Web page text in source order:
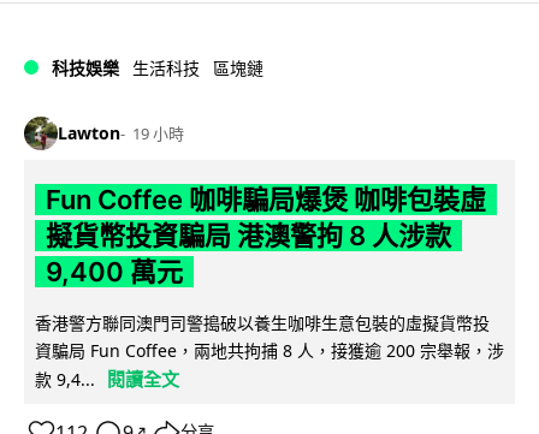
科技娛樂 生活科技 區塊鏈
Lawton 19 小時
Fun Coffee 咖啡騙局爆煲 咖啡包裝虛
擬貨幣投資騙局 港澳警拘 8 人涉款
9,400 萬元
香港警方聯同澳門司警搗破以養生咖啡生意包裝的虛擬貨幣投
資騙局 Fun Coffee，兩地共拘捕 8 人，接獲逾 200 宗舉報，涉
款 9,4...
閱讀全文